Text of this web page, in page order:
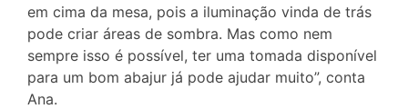
em cima da mesa, pois a iluminação vinda de trás
pode criar áreas de sombra. Mas como nem
sempre isso é possível, ter uma tomada disponível
para um bom abajur já pode ajudar muito”, conta
Ana.